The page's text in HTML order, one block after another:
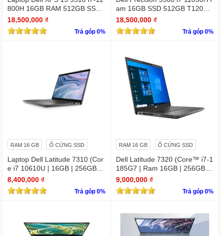
800H 16GB RAM 512GB SSD
RTX 3050 15.6 inches FHD 19
20 X 1080
18,500,000 ₫
Trả góp 0%
am 16GB SSD 512GB T1200 4
GB FHD +
18,500,000 ₫
Trả góp 0%
RAM 16 GB Ổ CỨNG SSD
Laptop Dell Latitude 7310 (Cor
e i7 10610U | 16GB | 256GB | I
ntel UHD | 13.3 FHD
8,400,000 ₫
Trả góp 0%
RAM 16 GB Ổ CỨNG SSD
Dell Latitude 7320 (Core™ i7-1
185G7 | Ram 16GB | 256GB S
SD | 13.3 inch FHD)
9,000,000 ₫
Trả góp 0%